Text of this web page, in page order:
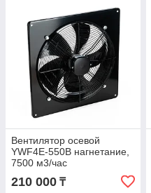
Вентилятор осевой
YWF4E-550B нагнетание,
7500 м3/час
210 000 ₸